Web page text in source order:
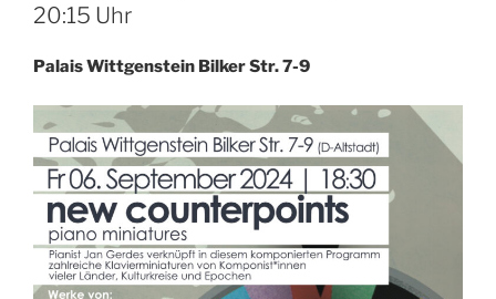
20:15 Uhr
Palais Wittgenstein Bilker Str. 7-9